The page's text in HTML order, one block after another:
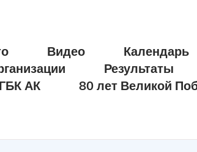
Видео
Календарь
Результаты
АК 80 лет Великой